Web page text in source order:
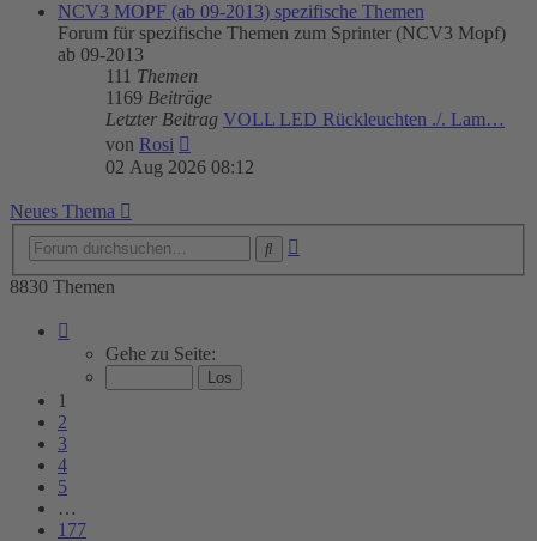
NCV3 MOPF (ab 09-2013) spezifische Themen
Forum für spezifische Themen zum Sprinter (NCV3 Mopf)
ab 09-2013
111 Themen
1169 Beiträge
Letzter Beitrag VOLL LED Rückleuchten ./. Lam…
von Rosi
Beitrag
02 Aug 2026 08:12
Neues Thema
8830 Themen
von
Gehe zu Seite:
1
2
3
4
5
…
177